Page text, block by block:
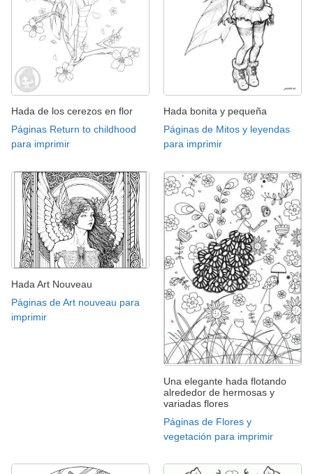
Hada de los cerezos en flor
Páginas Return to childhood
para imprimir
Hada bonita y pequeña
Páginas de Mitos y leyendas
para imprimir
Hada Art Nouveau
Páginas de Art nouveau para
imprimir
Una elegante hada flotando
alrededor de hermosas y
variadas flores
Páginas de Flores y
vegetación para imprimir